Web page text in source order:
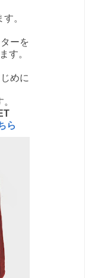
。
ーを
す。
めに
ら